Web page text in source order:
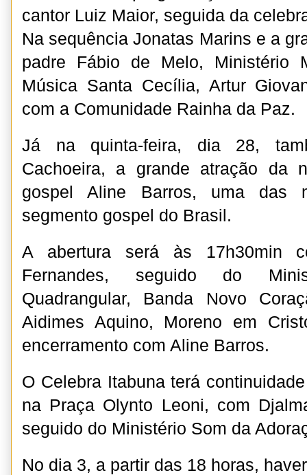
cantor Luiz Maior, seguida da
Na sequência Jonatas Marins e a
padre Fábio de Melo, Ministério
Música Santa Cecília, Artur
com a Comunidade Rainha da Paz.
Já na quinta-feira, dia 28,
Cachoeira, a grande atração da
gospel Aline Barros, uma das
segmento gospel do Brasil.
A abertura será às 17h30min
Fernandes, seguido do
Quadrangular, Banda Novo
Aidimes Aquino, Moreno em
encerramento com Aline Barros.
O Celebra Itabuna terá
na Praça Olynto Leoni, com
seguido do Ministério Som da
No dia 3, a partir das 18 horas,